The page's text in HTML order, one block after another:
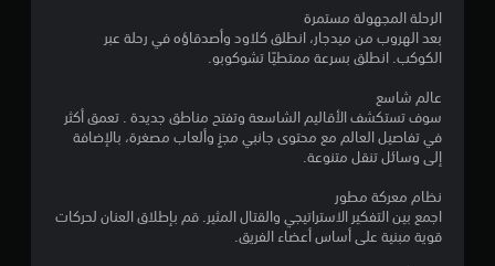
و
م
ن
الرحلة المجهولة مستمرة
بعد الهروب من ميدجار، انطلق كلاود وأصدقاؤه في رحلة عبر
الكوكب. انطلق بسرعة ممتطيًا تشوكوبو.
عالم شاسع
سوف تستكشف الأقاليم الشاسعة وتفتح مناطق جديدة . تعمق أكثر
في تفاصيل العالم مع محتوى جانبي مجزٍ وألعاب مصغرة، بالإضافة
إلى وسائل تنقل متنوعة.
نظام معركة مطور
اجمع بين التفكير الاستراتيجي والقتال المثير. قم بإطلاق العنان لحركات
قوية مبنية على أساس أعضاء الفريق.